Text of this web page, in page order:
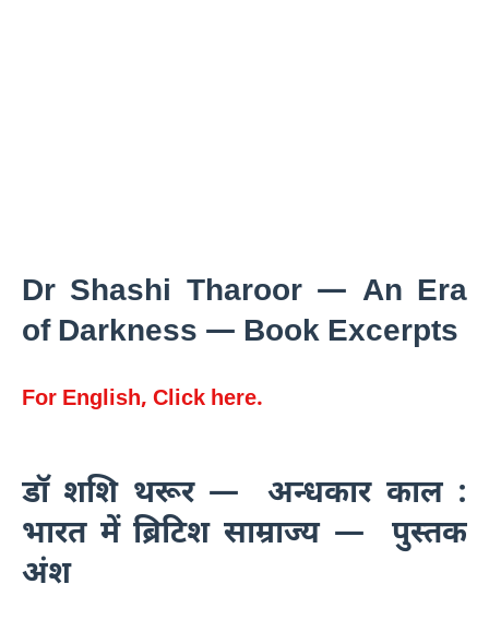
Dr Shashi Tharoor — An Era
of Darkness — Book Excerpts
For English, Click here.
डॉ शशि थरूर — अन्धकार काल :
भारत में ब्रिटिश साम्राज्य — पुस्तक
अंश